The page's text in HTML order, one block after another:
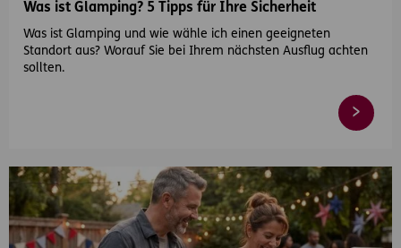
Was ist Glamping? 5 Tipps für Ihre Sicherheit
Was ist Glamping und wie wähle ich einen geeigneten
Standort aus? Worauf Sie bei Ihrem nächsten Ausflug achten
sollten.